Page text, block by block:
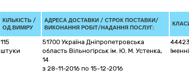
КІЛЬКІСТЬ /
ОД.ВИМІРУ
АДРЕСА ДОСТАВКИ / СТРОК ПОСТАВКИ/
ВИКОНАННЯ РОБІТ/НАДАННЯ ПОСЛУГ:
115
штуки
51700 Україна Дніпропетровська
область Вільногірськ ім. Ю. М. Устенка,
14
з 28-11-2016 по 15-12-2016